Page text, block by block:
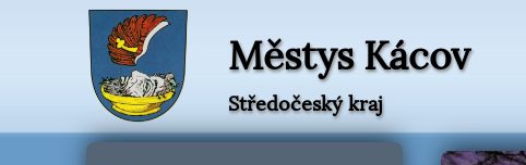
Městys Kácov
Středočeský kraj